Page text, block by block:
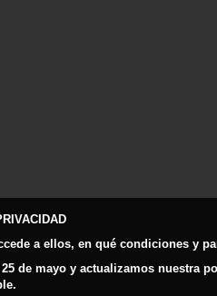
a ellos, en qué condiciones y
de mayo y actualizamos nuestra